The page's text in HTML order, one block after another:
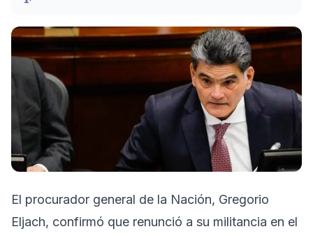
El procurador general de la Nación, Gregorio
Eljach, confirmó que renunció a su militancia en el